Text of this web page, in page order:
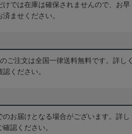
けでは在庫は確保されませんので、お早
ませください。
ご注文は全国一律送料無料です。詳しく
認ください。
お届けとなる場合がございます。詳し
確認ください。